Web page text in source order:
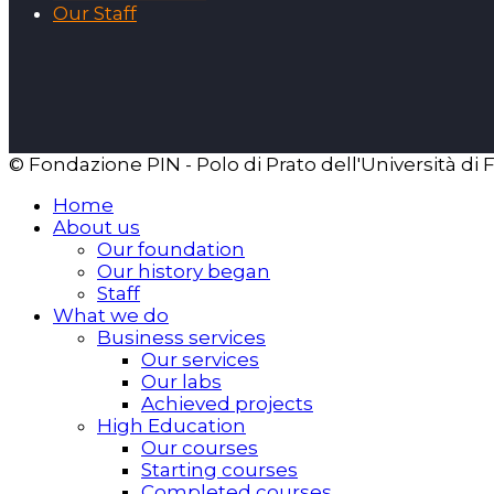
Our Staff
© Fondazione PIN - Polo di Prato dell'Università di
Home
About us
Our foundation
Our history began
Staff
What we do
Business services
Our services
Our labs
Achieved projects
High Education
Our courses
Starting courses